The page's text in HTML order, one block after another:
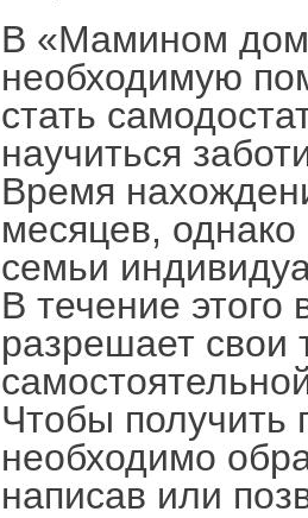
В «Мамином
необходимую
стать
научиться
Время
месяцев,
семьи
В течение
разрешает свои
Чтобы
необходимо
написав или